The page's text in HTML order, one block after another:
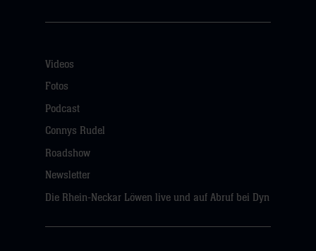
Videos
Fotos
Podcast
Connys Rudel
Roadshow
Newsletter
Die Rhein-Neckar Löwen live und auf Abruf bei Dyn